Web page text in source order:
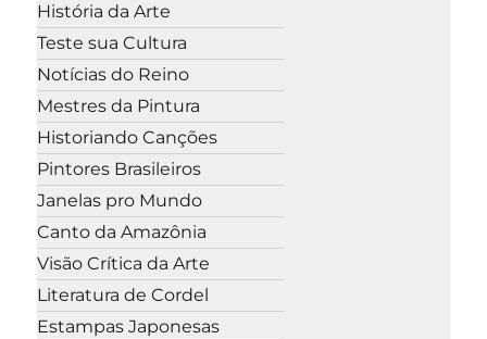
História da Arte
Teste sua Cultura
Notícias do Reino
Mestres da Pintura
Historiando Canções
Pintores Brasileiros
Janelas pro Mundo
Canto da Amazônia
Visão Crítica da Arte
Literatura de Cordel
Estampas Japonesas